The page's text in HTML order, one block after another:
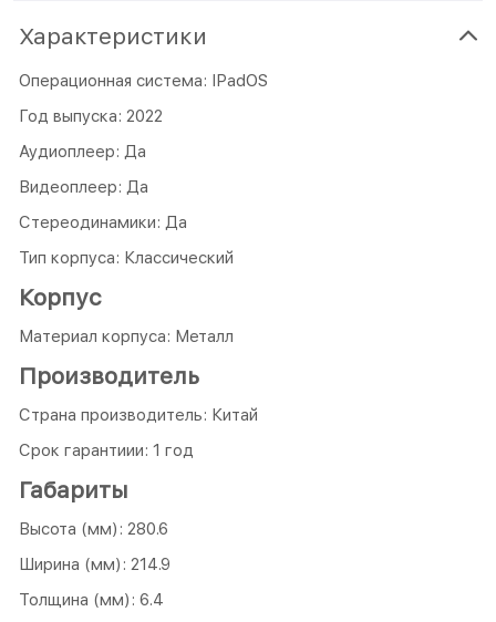
Характеристики
Операционная система: IPadOS
Год выпуска: 2022
Аудиоплеер: Да
Видеоплеер: Да
Стереодинамики: Да
Тип корпуса: Классический
Корпус
Материал корпуса: Металл
Производитель
Страна производитель: Китай
Срок гарантиии: 1 год
Габариты
Высота (мм): 280.6
Ширина (мм): 214.9
Толщина (мм): 6.4